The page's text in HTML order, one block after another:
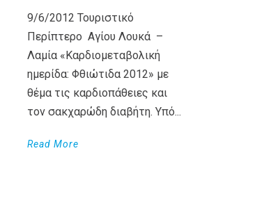
9/6/2012 Τουριστικό
Περίπτερο Αγίου Λουκά –
Λαμία «Καρδιομεταβολική
ημερίδα: Φθιώτιδα 2012» με
θέμα τις καρδιοπάθειες και
τον σακχαρώδη διαβήτη. Υπό...
Read More